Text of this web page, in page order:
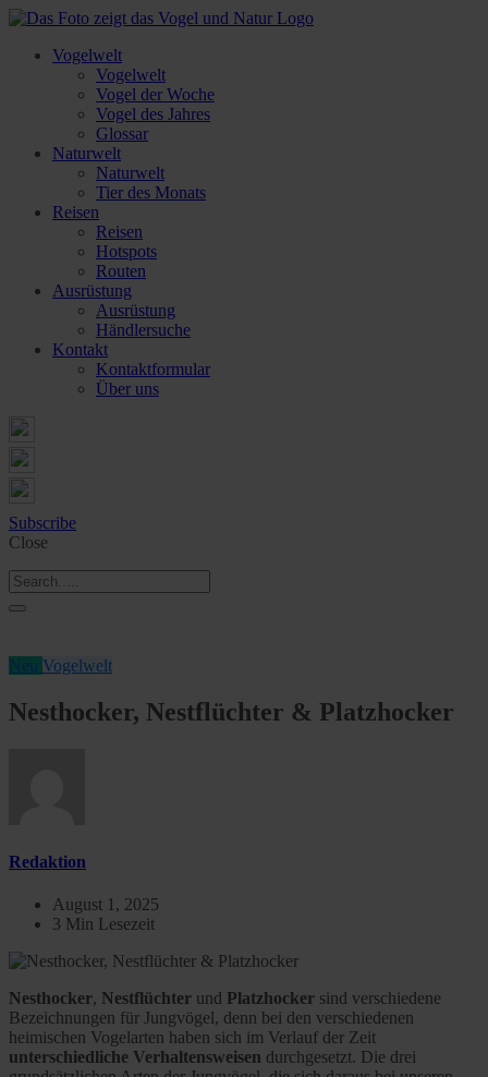
Vogelwelt
Vogelwelt
Vogel der Woche
Vogel des Jahres
Glossar
Naturwelt
Naturwelt
Tier des Monats
Reisen
Reisen
Hotspots
Routen
Ausrüstung
Ausrüstung
Händlersuche
Kontakt
Kontaktformular
Über uns
Subscribe
Close
Vogelwelt
Nesthocker, Nestflüchter & Platzhocker
Redaktion
August 1, 2025
3 Min Lesezeit
Nesthocker, Nestflüchter und Platzhocker sind verschiedene
Bezeichnungen für Jungvögel, denn bei den verschiedenen
heimischen Vogelarten haben sich im Verlauf der Zeit
unterschiedliche Verhaltensweisen durchgesetzt. Die drei